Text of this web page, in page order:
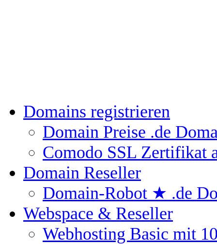
Domains registrieren
Domain Preise .de
Comodo SSL Zertifikat
Domain Reseller
Domain-Robot ★ .de
Webspace & Reseller
Webhosting Basic mit